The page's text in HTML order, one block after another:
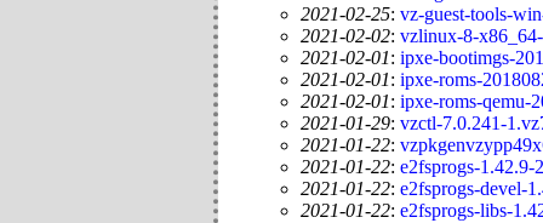
2021-02-25: vz-guest-tools-
2021-02-02: vzlinux-8-
2021-02-01: ipxe-bootimgs-
2021-02-01: ipxe-roms-
2021-02-01: ipxe-roms-qemu-
2021-01-29: vzctl-7.0.241-
2021-01-22:
2021-01-22: e2fsprogs-1.42.9-
2021-01-22: e2fsprogs-devel-
2021-01-22: e2fsprogs-libs-